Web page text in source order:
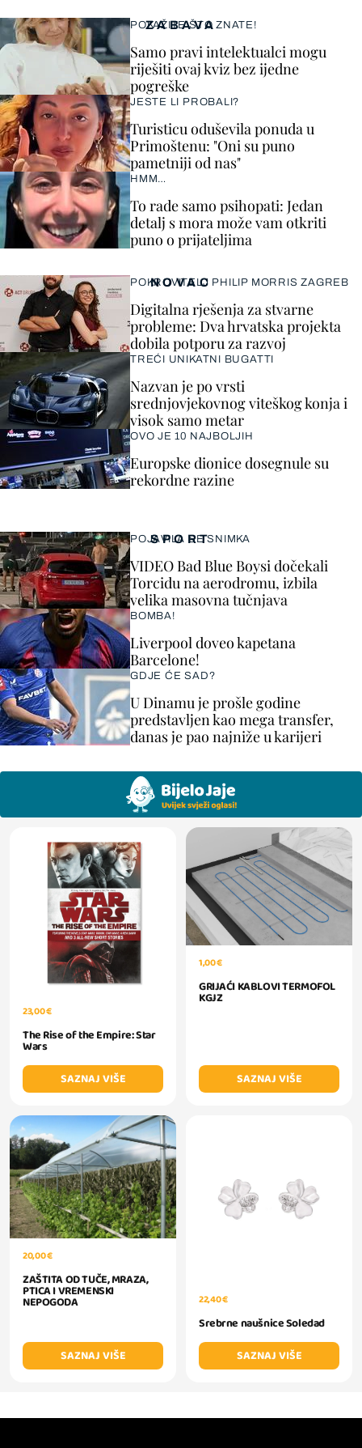
ZABAVA
POKAŽITE ŠTO ZNATE!
Samo pravi intelektualci mogu
riješiti ovaj kviz bez ijedne
pogreške
JESTE LI PROBALI?
Turisticu oduševila ponuda u
Primoštenu: "Oni su puno
pametniji od nas"
HMM…
To rade samo psihopati: Jedan
detalj s mora može vam otkriti
puno o prijateljima
SPORT
POJAVILA SE SNIMKA
VIDEO Bad Blue Boysi dočekali
Torcidu na aerodromu, izbila
velika masovna tučnjava
BOMBA!
Liverpool doveo kapetana
Barcelone!
GDJE ĆE SAD?
U Dinamu je prošle godine
predstavljen kao mega transfer,
danas je pao najniže u karijeri
NOVAC
POKROVITELJ PHILIP MORRIS ZAGREB
Digitalna rješenja za stvarne
probleme: Dva hrvatska projekta
dobila potporu za razvoj
TREĆI UNIKATNI BUGATTI
Nazvan je po vrsti
srednjovjekovnog viteškog konja i
visok samo metar
OVO JE 10 NAJBOLJIH
Europske dionice dosegnule su
rekordne razine
23,00 €
The Rise of the Empire: Star
Wars
SAZNAJ VIŠE
1,00 €
GRIJAĆI KABLOVI TERMOFOL
KGJZ
SAZNAJ VIŠE
20,00 €
ZAŠTITA OD TUČE, MRAZA,
PTICA I VREMENSKI
NEPOGODA
SAZNAJ VIŠE
22,40 €
Srebrne naušnice Soledad
SAZNAJ VIŠE